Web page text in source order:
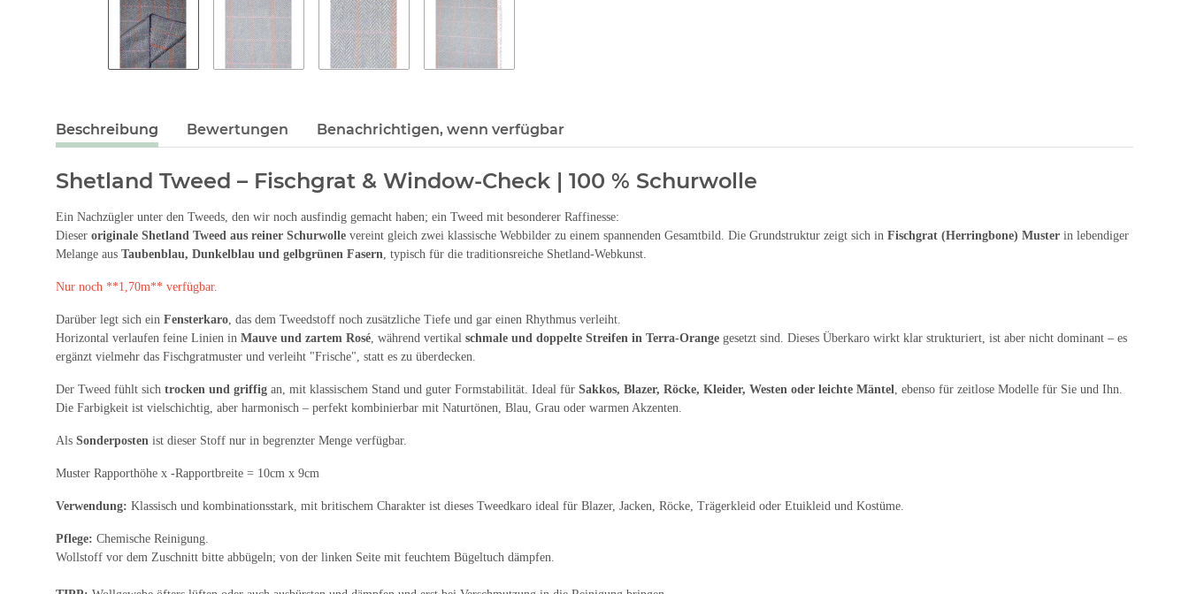
Beschreibung Bewertungen Benachrichtigen, wenn verfügbar
Shetland Tweed – Fischgrat & Window-Check | 100 % Schurwolle
Ein Nachzügler unter den Tweeds, den wir noch ausfindig gemacht haben; ein Tweed mit besonderer Raffinesse:
Dieser originale Shetland Tweed aus reiner Schurwolle vereint gleich zwei klassische Webbilder zu einem spannenden Gesamtbild. Die Grundstruktur zeigt sich in Fischgrat (Herringbone) Muster in lebendiger
Melange aus Taubenblau, Dunkelblau und gelbgrünen Fasern , typisch für die traditionsreiche Shetland-Webkunst.
Nur noch **1,70m** verfügbar.
Darüber legt sich ein Fensterkaro , das dem Tweedstoff noch zusätzliche Tiefe und gar einen Rhythmus verleiht.
Horizontal verlaufen feine Linien in Mauve und zartem Rosé , während vertikal schmale und doppelte Streifen in Terra-Orange gesetzt sind. Dieses Überkaro wirkt klar strukturiert, ist aber nicht dominant – es
ergänzt vielmehr das Fischgratmuster und verleiht "Frische", statt es zu überdecken.
Der Tweed fühlt sich trocken und griffig an, mit klassischem Stand und guter Formstabilität. Ideal für Sakkos, Blazer, Röcke, Kleider, Westen oder leichte Mäntel
, ebenso für zeitlose Modelle für Sie und Ihn.
Die Farbigkeit ist vielschichtig, aber harmonisch – perfekt kombinierbar mit Naturtönen, Blau, Grau oder warmen Akzenten.
Als Sonderposten ist dieser Stoff nur in begrenzter Menge verfügbar.
Muster Rapporthöhe x -Rapportbreite = 10cm x 9cm
Verwendung: Klassisch und kombinationsstark, mit britischem Charakter ist dieses Tweedkaro ideal für Blazer, Jacken, Röcke, Trägerkleid oder Etuikleid und Kostüme.
Pflege: Chemische Reinigung.
Wollstoff vor dem Zuschnitt bitte abbügeln; von der linken Seite mit feuchtem Bügeltuch dämpfen.